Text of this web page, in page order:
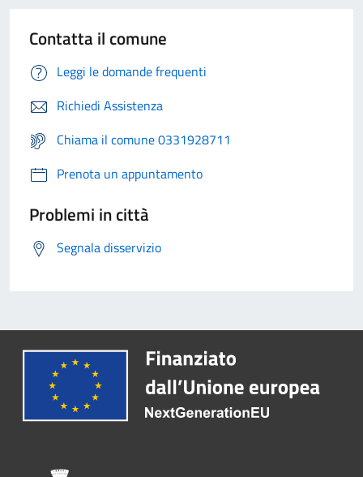
Contatta il comune
Leggi le domande frequenti
Richiedi Assistenza
Chiama il comune 0331928711
Prenota un appuntamento
Problemi in città
Segnala disservizio